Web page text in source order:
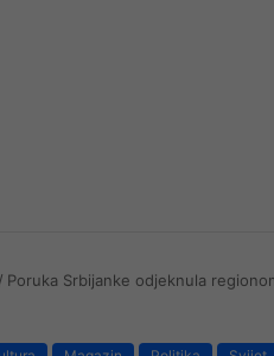
/ Poruka Srbijanke odjeknula